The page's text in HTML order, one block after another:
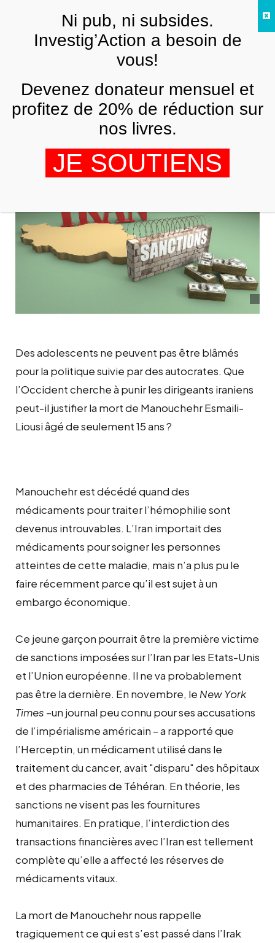
L’Europe prive-t-elle
dangereusement l’Iran de
médicaments vitaux ?
Des adolescents ne peuvent pas être blâmés
pour la politique suivie par des autocrates. Que
l’Occident cherche à punir les dirigeants iraniens
peut-il justifier la mort de Manouchehr Esmaili-
Liousi âgé de seulement 15 ans ?
Manouchehr est décédé quand des
médicaments pour traiter l’hémophilie sont
devenus introuvables. L’Iran importait des
médicaments pour soigner les personnes
atteintes de cette maladie, mais n’a plus pu le
faire récemment parce qu’il est sujet à un
embargo économique.
Ce jeune garçon pourrait être la première victime
de sanctions imposées sur l’Iran par les Etats-Unis
et l’Union européenne. Il ne va probablement
pas être la dernière. En novembre, le New York
Times –un journal peu connu pour ses accusations
de l’impérialisme américain – a rapporté que
l’Herceptin, un médicament utilisé dans le
traitement du cancer, avait "disparu" des hôpitaux
et des pharmacies de Téhéran. En théorie, les
sanctions ne visent pas les fournitures
humanitaires. En pratique, l’interdiction des
transactions financières avec l’Iran est tellement
complète qu’elle a affecté les réserves de
médicaments vitaux.
La mort de Manouchehr nous rappelle
tragiquement ce qui est s’est passé dans l’Irak
ANALYSES ET TÉMOIGNAGES
FRNi pub, ni subsides.
Investig’Action a besoin de
vous!
Devenez donateur mensuel et
profitez de 20% de réduction sur
nos livres.
JE SOUTIENS